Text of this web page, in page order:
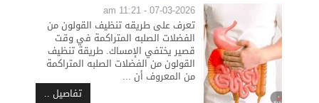
07-03-2026 - 11:21 am
تعرف على طريقه تنظيف القولون من
الفضلات الصلبه المتراكمة في وقت
قصير يختفي الإمساك. طريقة تنظيف
القولون من الفضلات الصلبه المتراكمة
من المعروف أن ...
تفاصيل ..